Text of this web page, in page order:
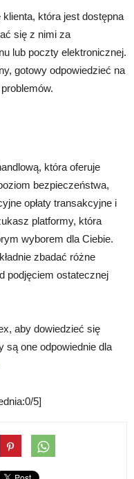
klienta, która jest dostępna
się z nimi za
lub poczty elektronicznej.
gotowy odpowiedzieć na
która oferuje
bezpieczeństwa,
opłaty transakcyjne i
platformy, która
wyborem dla Ciebie.
zbadać różne
podjęciem ostatecznej
aby dowiedzieć się
są one odpowiednie dla
5]